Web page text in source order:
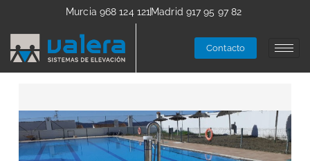
Murcia 968 124 121 Madrid 917 95 97 82
Contacto